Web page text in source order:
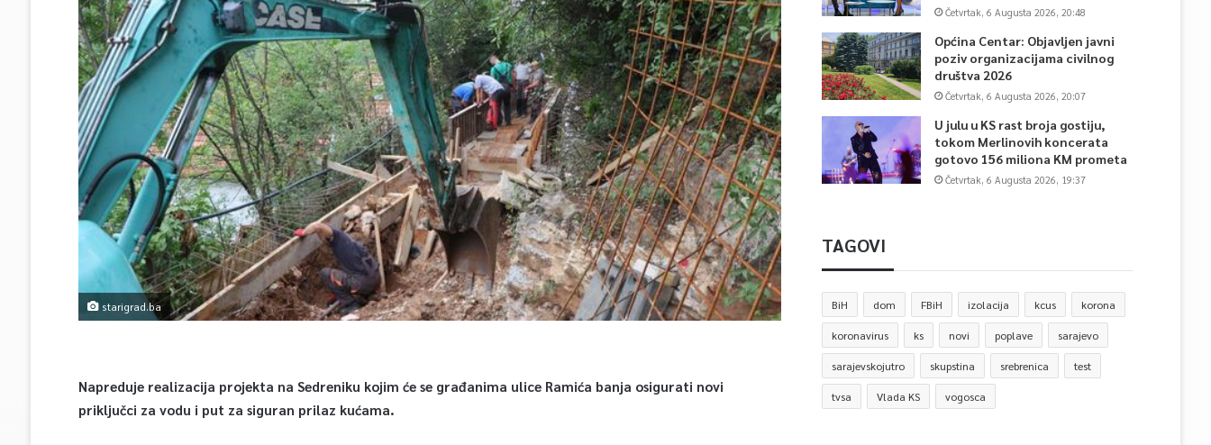
starigrad.ba
Napreduje realizacija projekta na Sedreniku kojim će se građanima ulice Ramića banja osigurati novi
priključci za vodu i put za siguran prilaz kućama.
Četvrtak, 6 Augusta 2026, 20:48
Općina Centar: Objavljen javni
poziv organizacijama civilnog
društva 2026
Četvrtak, 6 Augusta 2026, 20:07
U julu u KS rast broja gostiju,
tokom Merlinovih koncerata
gotovo 156 miliona KM prometa
Četvrtak, 6 Augusta 2026, 19:37
TAGOVI
BiH dom FBiH izolacija kcus korona
koronavirus ks novi poplave sarajevo
sarajevskojutro skupstina srebrenica test
tvsa Vlada KS vogosca